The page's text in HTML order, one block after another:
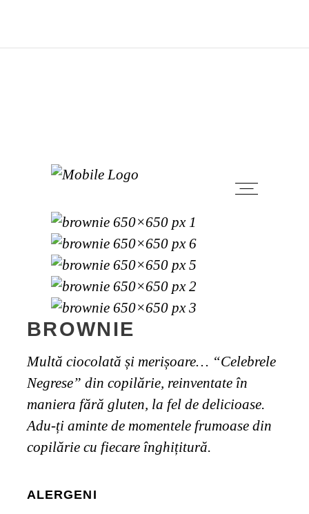
BROWNIE
Multă ciocolată și merișoare… “Celebrele
Negrese” din copilărie, reinventate în
maniera fără gluten, la fel de delicioase.
Adu-ți aminte de momentele frumoase din
copilărie cu fiecare înghițitură.
ALERGENI